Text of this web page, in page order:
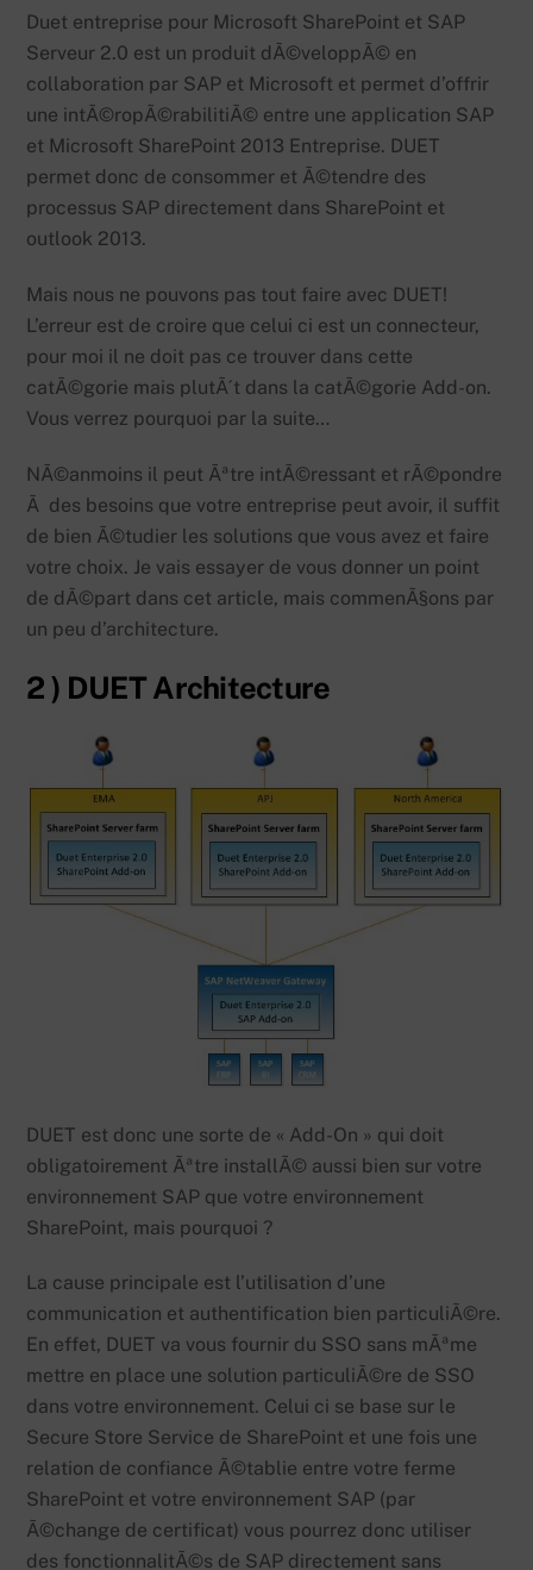
Duet entreprise pour Microsoft SharePoint et SAP
Serveur 2.0 est un produit dÃ©veloppÃ© en
collaboration par SAP et Microsoft et permet d’offrir
une intÃ©ropÃ©rabilitiÃ© entre une application SAP
et Microsoft SharePoint 2013 Entreprise. DUET
permet donc de consommer et Ã©tendre des
processus SAP directement dans SharePoint et
outlook 2013.
Mais nous ne pouvons pas tout faire avec DUET!
L’erreur est de croire que celui ci est un connecteur,
pour moi il ne doit pas ce trouver dans cette
catÃ©gorie mais plutÃ´t dans la catÃ©gorie Add-on.
Vous verrez pourquoi par la suite…
NÃ©anmoins il peut Ãªtre intÃ©ressant et rÃ©pondre
Ã des besoins que votre entreprise peut avoir, il suffit
de bien Ã©tudier les solutions que vous avez et faire
votre choix. Je vais essayer de vous donner un point
de dÃ©part dans cet article, mais commenÃ§ons par
un peu d’architecture.
2 ) DUET Architecture
DUET est donc une sorte de « Add-On » qui doit
obligatoirement Ãªtre installÃ© aussi bien sur votre
environnement SAP que votre environnement
SharePoint, mais pourquoi ?
La cause principale est l’utilisation d’une
communication et authentification bien particuliÃ©re.
En effet, DUET va vous fournir du SSO sans mÃªme
mettre en place une solution particuliÃ©re de SSO
dans votre environnement. Celui ci se base sur le
Secure Store Service de SharePoint et une fois une
relation de confiance Ã©tablie entre votre ferme
SharePoint et votre environnement SAP (par
Ã©change de certificat) vous pourrez donc utiliser
des fonctionnalitÃ©s de SAP directement sans